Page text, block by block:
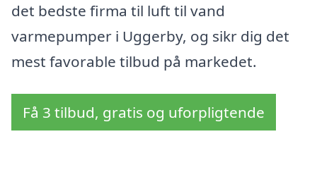
det bedste firma til luft til vand
varmepumper i Uggerby, og sikr dig det
mest favorable tilbud på markedet.
Få 3 tilbud, gratis og uforpligtende